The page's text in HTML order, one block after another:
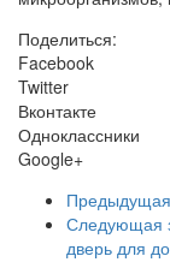
Поделиться:
Facebook
Twitter
Вконтакте
Одноклассники
Google+
Следующая
дверь для